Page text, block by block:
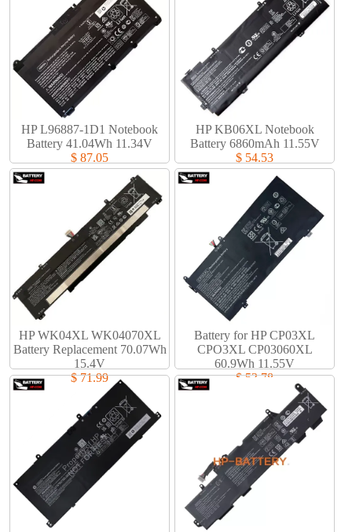
HP L96887-1D1 Notebook
Battery 41.04Wh 11.34V
$ 87.05
HP KB06XL Notebook
Battery 6860mAh 11.55V
$ 54.53
HP WK04XL WK04070XL
Battery Replacement 70.07Wh
15.4V
$ 71.99
Battery for HP CP03XL
CPO3XL CP03060XL
60.9Wh 11.55V
$ 53.78